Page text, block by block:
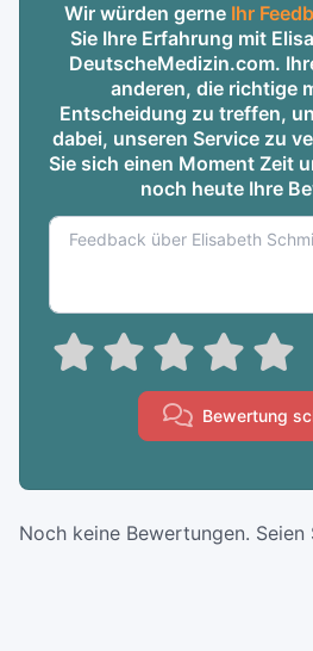
Wir würden gerne Ihr
Sie Ihre Erfahrung mit
DeutscheMedizin.com.
anderen, die richtige
Entscheidung zu treffen,
dabei, unseren Service zu
Sie sich einen Moment Zeit
noch heute Ihre
Bewertung
Noch keine Bewertungen. Seien